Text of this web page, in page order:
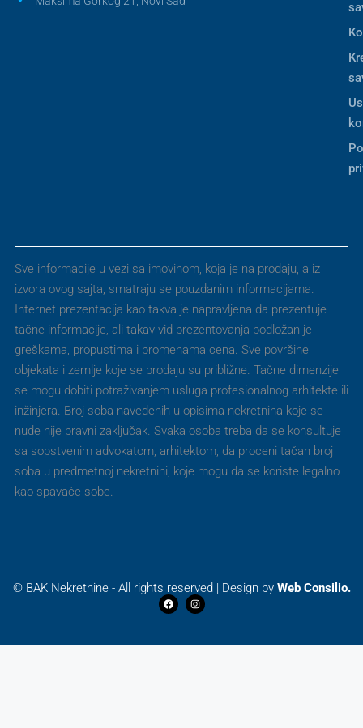
Sve informacije u vezi sa imovinom, koja je na prodaju, a iz
izvora ovog sajta, smatraju se pouzdanim informacijama.
Internet prezentacija kao takva je napravljena da prezentuje
tačne informacije, ali takav vid prezentovanja podložan je
greškama, propustima i promenama cena. Sve površine
objekata i zemlje koje se prodaju su približne. Tačne dimenzije
se mogu dobiti potraživanjem usluga profesionalnog arhitekte ili
inžinjera. Broj soba navedenih u opisima nekretnina koje se
nude nije pravni zaključak. Svaka osoba treba da se konsultuje
sa sopstvenim advokatom, arhitektom, da proceni tačan broj
soba u predmetnoj nekretnini, koje mogu da se koriste legalno
kao spavaće sobe.
© BAK Nekretnine - All rights reserved | Design by Web Consilio.